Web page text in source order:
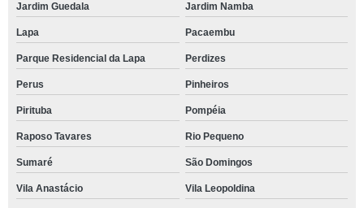
Jardim Guedala Jardim Namba
Lapa Pacaembu
Parque Residencial da Lapa Perdizes
Perus Pinheiros
Pirituba Pompéia
Raposo Tavares Rio Pequeno
Sumaré São Domingos
Vila Anastácio Vila Leopoldina